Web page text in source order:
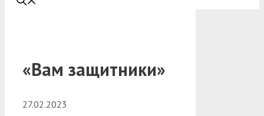
«Вам защитники»
27.02.2023